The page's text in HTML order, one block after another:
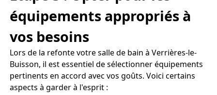
équipements appropriés à
vos besoins
Lors de la refonte votre salle de bain à Verrières-le-
Buisson, il est essentiel de sélectionner équipements
pertinents en accord avec vos goûts. Voici certains
aspects à garder à l'esprit :